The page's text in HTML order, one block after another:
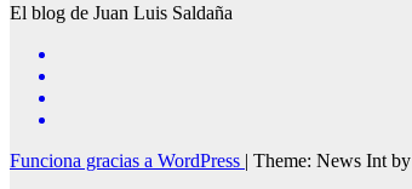
El blog de Juan Luis Saldaña
Funciona gracias a WordPress | Theme: News Int by